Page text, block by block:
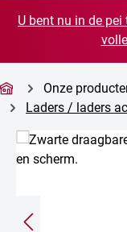
U bent nu in de
Onze
Laders / laders